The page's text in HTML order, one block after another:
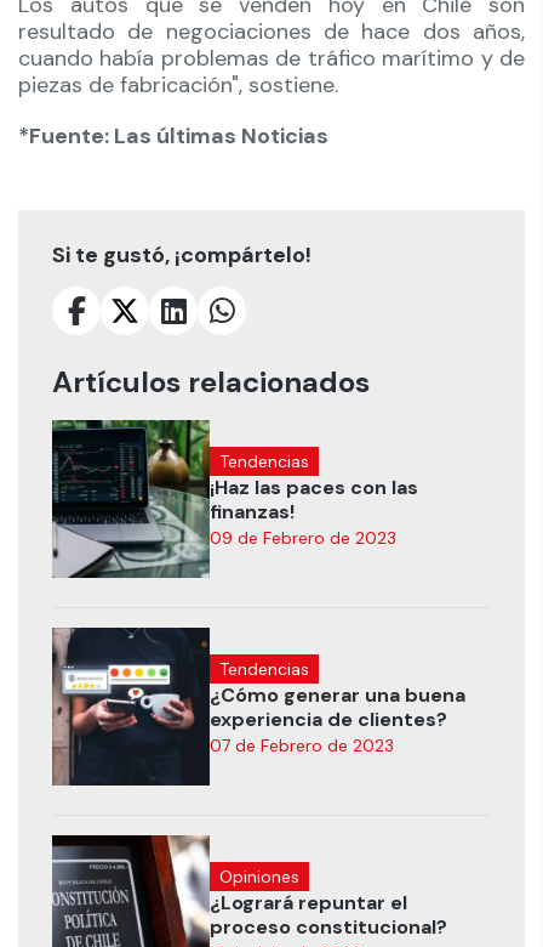
resultado de negociaciones de hace dos años,
cuando había problemas de tráfico marítimo y de
piezas de fabricación", sostiene.
*Fuente: Las últimas Noticias
Si te gustó, ¡compártelo!
Artículos relacionados
Tendencias
¡Haz las paces con las
finanzas!
09 de Febrero de 2023
Tendencias
¿Cómo generar una buena
experiencia de clientes?
07 de Febrero de 2023
Opiniones
¿Logrará repuntar el
proceso constitucional?